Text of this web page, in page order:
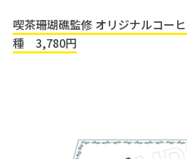
喫茶珊瑚礁監修 オリジナルコー
種 3,780円